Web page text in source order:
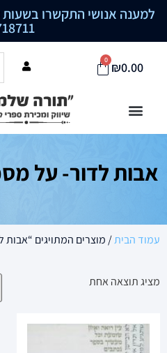
למענה אנושי התקשרו בשעות 09:00-19:00 לטלפון
₪0.00
0
אבות לדור- על
עמוד הבית/ מוצרים המתויגים
מציג תוצאה אחת